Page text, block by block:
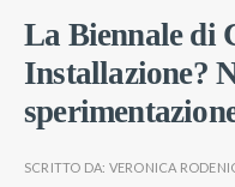
La Biennale di
Installazione?
SCRITTO DA: VERONICA